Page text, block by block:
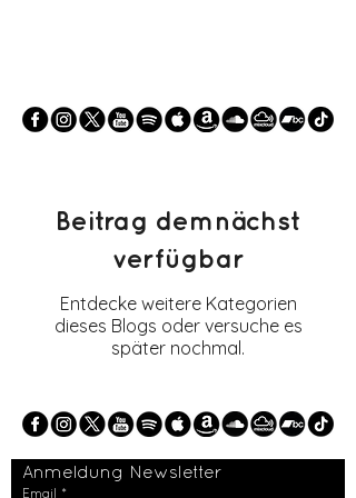
Beitrag demnächst
verfügbar
Entdecke weitere Kategorien
dieses Blogs oder versuche es
später nochmal.
Email *